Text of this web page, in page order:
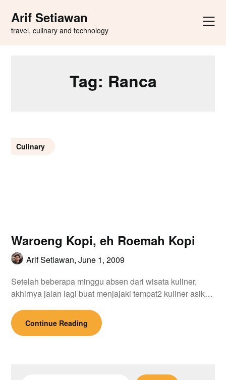
content
Arif Setiawan
travel, culinary and technology
Tag: Ranca
Culinary
Waroeng Kopi, eh Roemah Kopi
Arif Setiawan,June 1, 2009
Setelah beberapa minggu absen dari wisata kuliner,
akhirnya jalan lagi buat menjajaki tempat2 kuliner asik…
Continue Reading